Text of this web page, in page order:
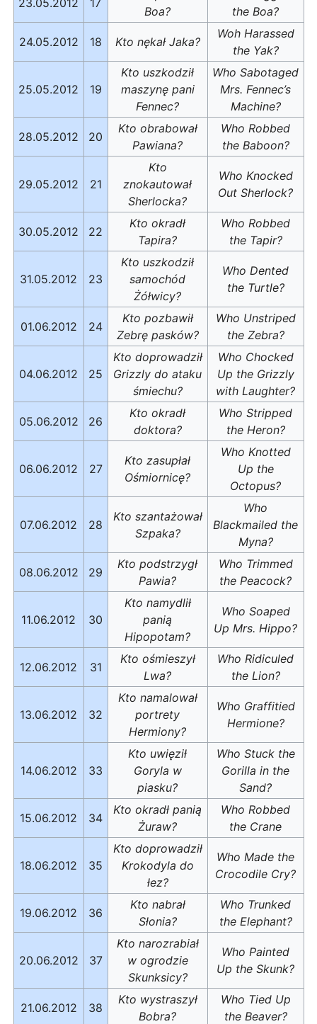
Boa?
the Boa?
24.05.2012 18 Kto nękał Jaka?
Woh Harassed
the Yak?
25.05.2012 19
Kto uszkodził
maszynę pani
Fennec?
Who Sabotaged
Mrs. Fennec’s
Machine?
28.05.2012 20
Kto obrabował
Pawiana?
Who Robbed
the Baboon?
29.05.2012 21
Kto
znokautował
Sherlocka?
Who Knocked
Out Sherlock?
30.05.2012 22
Kto okradł
Tapira?
Who Robbed
the Tapir?
31.05.2012 23
Kto uszkodził
samochód
Żółwicy?
Who Dented
the Turtle?
01.06.2012 24
Kto pozbawił
Zebrę pasków?
Who Unstriped
the Zebra?
04.06.2012 25
Kto doprowadził
Grizzly do ataku
śmiechu?
Who Chocked
Up the Grizzly
with Laughter?
05.06.2012 26
Kto okradł
doktora?
Who Stripped
the Heron?
06.06.2012 27
Kto zasupłał
Ośmiornicę?
Who Knotted
Up the
Octopus?
07.06.2012 28
Kto szantażował
Szpaka?
Who
Blackmailed the
Myna?
08.06.2012 29
Kto podstrzygł
Pawia?
Who Trimmed
the Peacock?
11.06.2012 30
Kto namydlił
panią
Hipopotam?
Who Soaped
Up Mrs. Hippo?
12.06.2012 31
Kto ośmieszył
Lwa?
Who Ridiculed
the Lion?
13.06.2012 32
Kto namalował
portrety
Hermiony?
Who Graffitied
Hermione?
14.06.2012 33
Kto uwięził
Goryla w
piasku?
Who Stuck the
Gorilla in the
Sand?
15.06.2012 34
Kto okradł panią
Żuraw?
Who Robbed
the Crane
18.06.2012 35
Kto doprowadził
Krokodyla do
łez?
Who Made the
Crocodile Cry?
19.06.2012 36
Kto nabrał
Słonia?
Who Trunked
the Elephant?
20.06.2012 37
Kto narozrabiał
w ogrodzie
Skunksicy?
Who Painted
Up the Skunk?
21.06.2012 38
Kto wystraszył
Bobra?
Who Tied Up
the Beaver?